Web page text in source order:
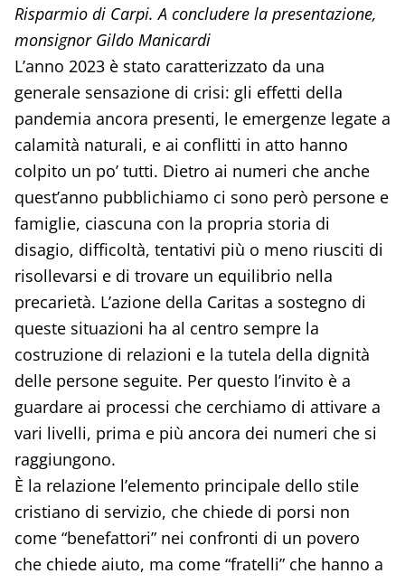
Risparmio di Carpi. A concludere la presentazione,
monsignor Gildo Manicardi
L’anno 2023 è stato caratterizzato da una
generale sensazione di crisi: gli effetti della
pandemia ancora presenti, le emergenze legate a
calamità naturali, e ai conflitti in atto hanno
colpito un po’ tutti. Dietro ai numeri che anche
quest’anno pubblichiamo ci sono però persone e
famiglie, ciascuna con la propria storia di
disagio, difficoltà, tentativi più o meno riusciti di
risollevarsi e di trovare un equilibrio nella
precarietà. L’azione della Caritas a sostegno di
queste situazioni ha al centro sempre la
costruzione di relazioni e la tutela della dignità
delle persone seguite. Per questo l’invito è a
guardare ai processi che cerchiamo di attivare a
vari livelli, prima e più ancora dei numeri che si
raggiungono.
È la relazione l’elemento principale dello stile
cristiano di servizio, che chiede di porsi non
come “benefattori” nei confronti di un povero
che chiede aiuto, ma come “fratelli” che hanno a